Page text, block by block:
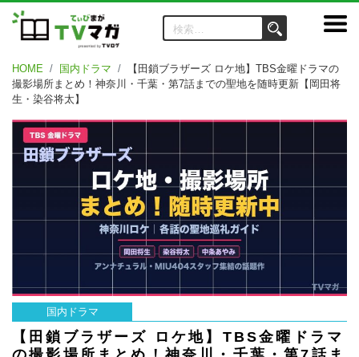
HOME 国内ドラマ
【田鎖ブラザーズ ロケ地】TBS金曜ドラマの
撮影場所まとめ！神奈川・千葉・第7話までの聖地を随時更新【岡田将
生・染谷将太】
国内ドラマ
【田鎖ブラザーズ ロケ地】TBS金曜ドラマ